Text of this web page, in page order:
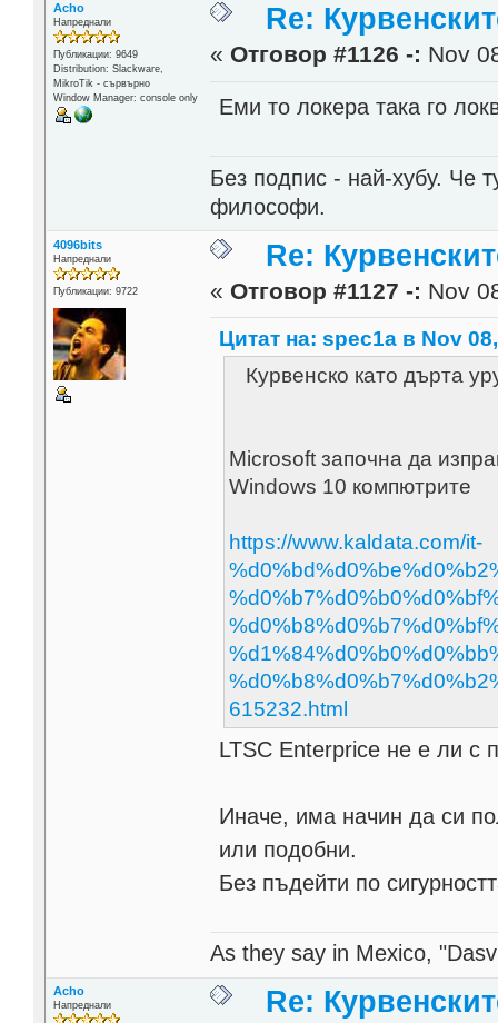
Acho
Напреднали
Публикации: 9649
Distribution: Slackware,
MikroTik - сървърно
Window Manager: console only
Re:
« Отговор #1126 -: Nov
Еми то локера така го
Без подпис - най-хубу. Че
философи.
4096bits
Напреднали
Публикации: 9722
Re:
« Отговор #1127 -: Nov
Цитат на: spec1a в Nov
Курвенскo като дърта
Microsoft започна да
Windows 10 компютрите
https://www.kaldata.com/it-
615232.html
LTSC Enterprice не е ли с
Иначе, има начин да си
или подобни.
Без пъдейти по
As they say in Mexico,
Acho
Напреднали Re: